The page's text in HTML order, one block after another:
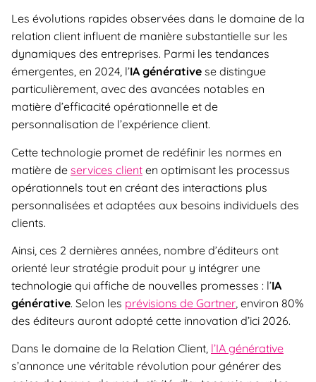
Les évolutions rapides observées dans le domaine de la
relation client influent de manière substantielle sur les
dynamiques des entreprises. Parmi les tendances
émergentes, en 2024, l’IA générative se distingue
particulièrement, avec des avancées notables en
matière d’efficacité opérationnelle et de
personnalisation de l’expérience client.
Cette technologie promet de redéfinir les normes en
matière de services client en optimisant les processus
opérationnels tout en créant des interactions plus
personnalisées et adaptées aux besoins individuels des
clients.
Ainsi, ces 2 dernières années, nombre d’éditeurs ont
orienté leur stratégie produit pour y intégrer une
technologie qui affiche de nouvelles promesses : l’IA
générative. Selon les prévisions de Gartner, environ 80%
des éditeurs auront adopté cette innovation d’ici 2026.
Dans le domaine de la Relation Client, l’IA générative
s’annonce une véritable révolution pour générer des